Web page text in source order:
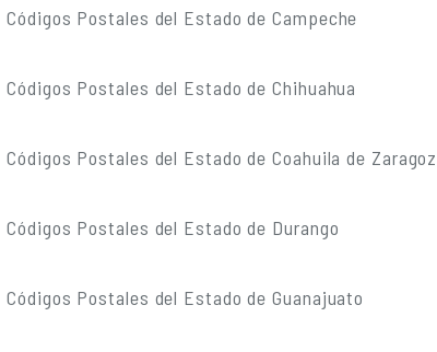
Códigos Postales del Estado de Campeche
Códigos Postales del Estado de Chihuahua
Códigos Postales del Estado de Coahuila de
Códigos Postales del Estado de Durango
Códigos Postales del Estado de Guanajuato